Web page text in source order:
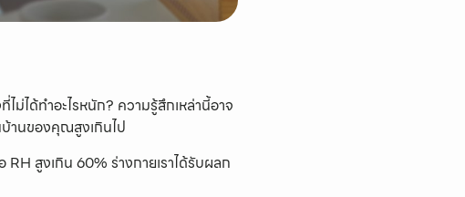
ได้ทำอะไรหนัก? ความรู้สึกเหล่านี้อาจ
บ้านของคุณสูงเกินไป
สูงเกิน 60% ร่างกายเราได้รับผลก